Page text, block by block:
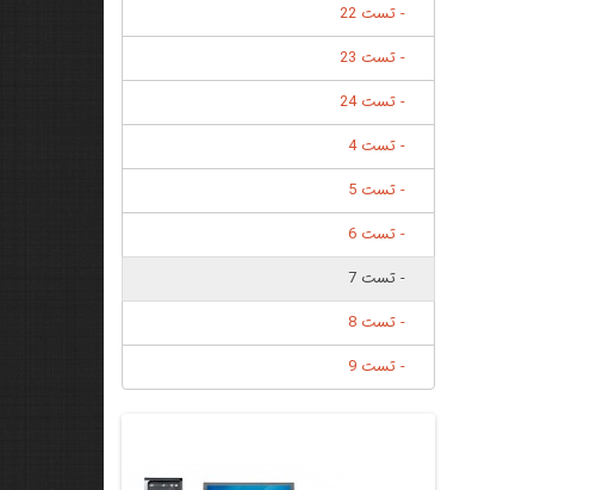
- تست 22
- تست 23
- تست 24
- تست 4
- تست 5
- تست 6
- تست 7
- تست 8
- تست 9